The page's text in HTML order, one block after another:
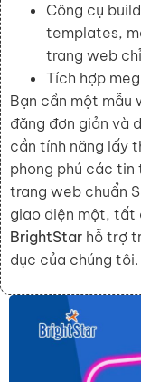
Công cụ
templates,
trang web
Tích hợp
Bạn cần một mẫu
đăng đơn giản và
cần tính năng lấy
phong phú các
trang web chuẩn
giao diện một, tất
BrightStar hỗ trợ
dục của chúng tôi.